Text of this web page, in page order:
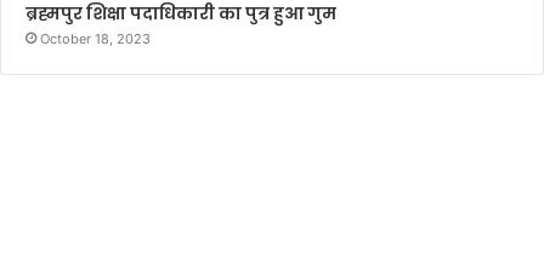
ब्रह्मपुर शिक्षा पदाधिकारी का पुत्र हुआ गुम
October 18, 2023